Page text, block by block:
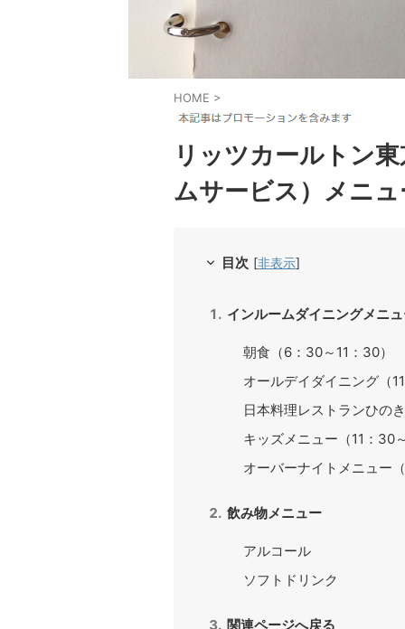
HOME >
リッツカールトン
ムサービス）メニュ
目次 [非表示]
インルームダイニングメニ
朝食（6：30～11：30）
オールデイダイニング（
日本料理レストランひの
キッズメニュー（11：30
オーバーナイトメニュー
飲み物メニュー
アルコール
ソフトドリンク
関連ページへ戻る